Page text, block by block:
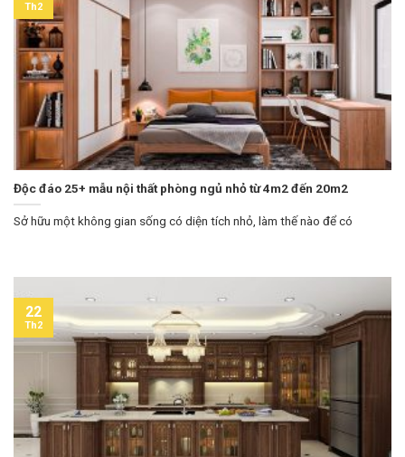
Độc đáo 25+ mẫu nội thất phòng ngủ nhỏ từ 4m2 đến 20m2
Sở hữu một không gian sống có diện tích nhỏ, làm thế nào để có
Th2
22
Th2